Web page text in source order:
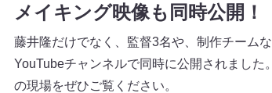
メイキング映像も同時公開！
藤井隆だけでなく、監督3名や、制作チーム
YouTubeチャンネルで同時に公開されまし
の現場をぜひご覧ください。